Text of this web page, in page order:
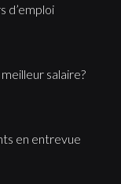
d’emploi
salaire?
en entrevue